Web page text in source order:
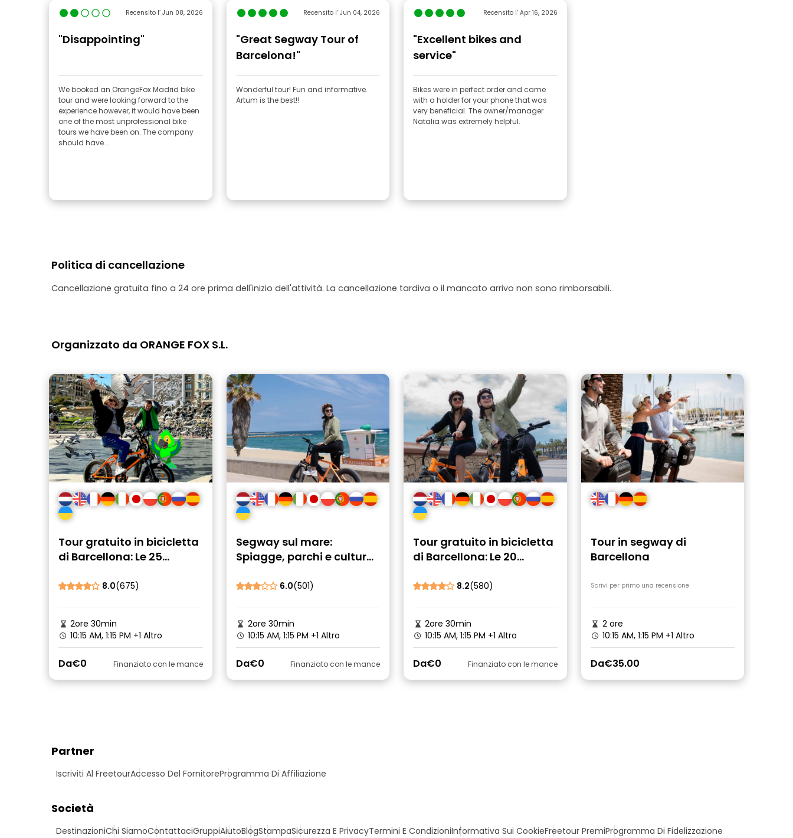
Recensito l’ Jun 08, 2026
"Disappointing"
We booked an OrangeFox Madrid bike
tour and were looking forward to the
experience however, it would have been
one of the most unprofessional bike
tours we have been on. The company
should have...
Recensito l’ Jun 04, 2026
"Great Segway Tour of
Barcelona!"
Wonderful tour! Fun and informative.
Artum is the best!!
Recensito l’ Apr 16, 2026
"Excellent bikes and
service"
Bikes were in perfect order and came
with a holder for your phone that was
very beneficial. The owner/manager
Natalia was extremely helpful.
Politica di cancellazione
Cancellazione gratuita fino a 24 ore prima dell'inizio dell'attività. La cancellazione tardiva o il mancato arrivo non sono rimborsabili.
Organizzato da ORANGE FOX S.L.
Tour gratuito in bicicletta
di Barcellona: Le 25
8.0(675)
2ore 30min
10:15 AM, 1:15 PM +1 Altro
Da€0 Finanziato con le mance
Segway sul mare:
Spiagge, parchi e cultura
6.0(501)
2ore 30min
10:15 AM, 1:15 PM +1 Altro
Da€0 Finanziato con le mance
Tour gratuito in bicicletta
di Barcellona: Le 20
8.2(580)
2ore 30min
10:15 AM, 1:15 PM +1 Altro
Da€0 Finanziato con le mance
Tour in segway di
Barcellona
Scrivi per primo una recensione
2 ore
10:15 AM, 1:15 PM +1 Altro
Da€35.00
Partner
Iscriviti Al FreetourAccesso Del FornitoreProgramma Di Affiliazione
Società
DestinazioniChi SiamoContattaciGruppiAiutoBlogStampaSicurezza E PrivacyTermini E CondizioniInformativa Sui CookieFreetour PremiProgramma Di Fidelizzazione